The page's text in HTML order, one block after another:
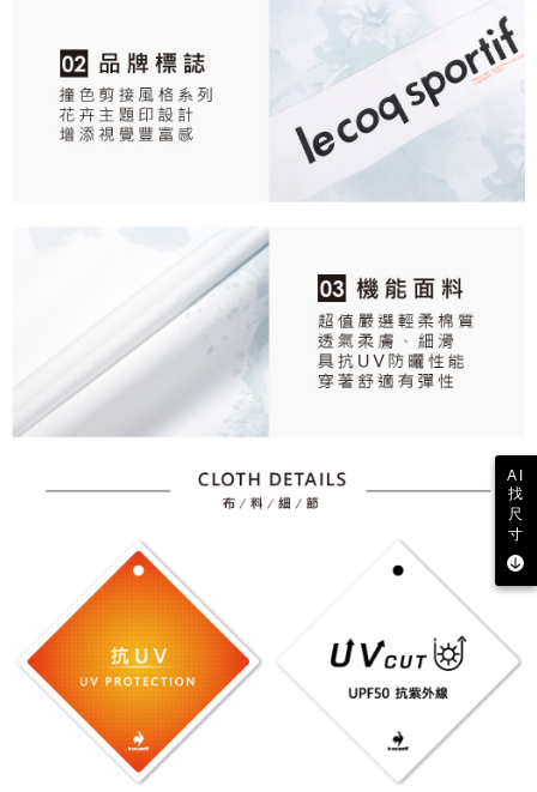
AI
找
尺
寸